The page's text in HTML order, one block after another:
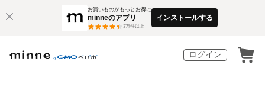
お買いものがもっとお得に
minneのアプリ
3万件以上
インストールする
ログイン